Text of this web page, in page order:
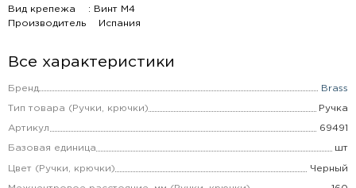
Вид крепежа : Винт М4
Производитель Испания
Все характеристики
Бренд Brass
Тип товара (Ручки, крючки) Ручка
Артикул 69491
Базовая единица шт
Цвет (Ручки, крючки) Черный